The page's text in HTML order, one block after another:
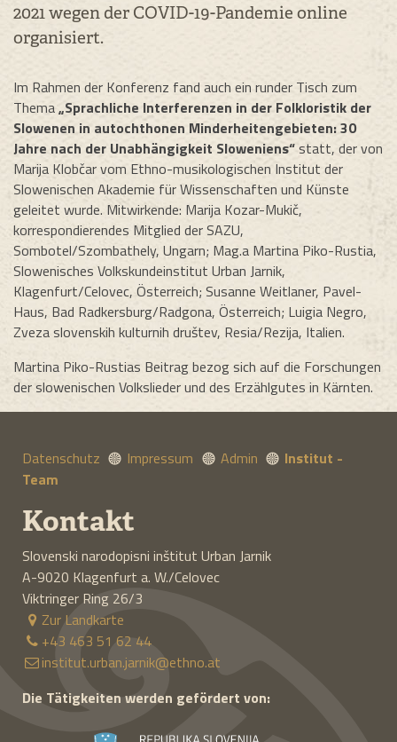
2021 wegen der COVID-19-Pandemie online
organisiert.
Im Rahmen der Konferenz fand auch ein runder Tisch zum
Thema„Sprachliche Interferenzen in der Folkloristik der
Slowenen in autochthonen Minderheitengebieten: 30
Jahre nach der Unabhängigkeit Sloweniens“statt, der von
Marija Klobčar vom Ethno-musikologischen Institut der
Slowenischen Akademie für Wissenschaften und Künste
geleitet wurde. Mitwirkende: Marija Kozar-Mukič,
korrespondierendes Mitglied der SAZU,
Sombotel/Szombathely, Ungarn; Mag.a Martina Piko-Rustia,
Slowenisches Volkskundeinstitut Urban Jarnik,
Klagenfurt/Celovec, Österreich; Susanne Weitlaner, Pavel-
Haus, Bad Radkersburg/Radgona, Österreich; Luigia Negro,
Zveza slovenskih kulturnih društev, Resia/Rezija, Italien.
Martina Piko-Rustias Beitrag bezog sich auf die Forschungen
der slowenischen Volkslieder und des Erzählgutes in Kärnten.
Datenschutz Impressum Admin
Institut -
Team
Kontakt
Slovenski narodopisni inštitut Urban Jarnik
A-9020 Klagenfurt a. W./Celovec
Viktringer Ring 26/3
Zur Landkarte
+43 463 51 62 44
institut.urban.jarnik@ethno.at
Die Tätigkeiten werden gefördert von: